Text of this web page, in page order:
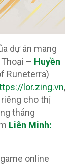
dự án mang
– Huyền
Runeterra)
lor.zing.vn,
cho thị
tháng
Liên Minh:
online